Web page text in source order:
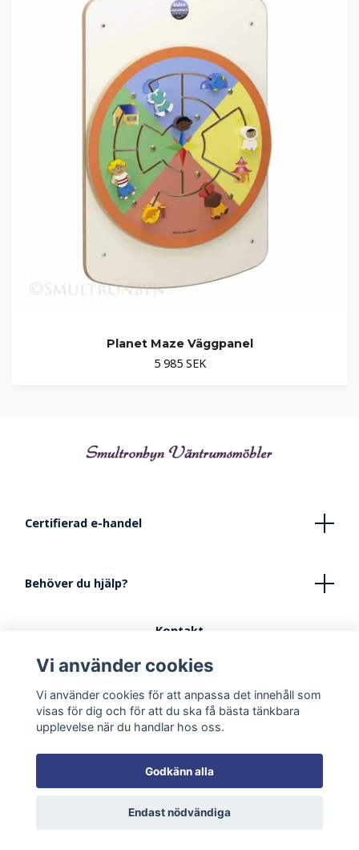
Planet Maze Väggpanel
5 985 SEK
Certifierad e-handel
Behöver du hjälp?
Kontakt
Köpvillkor
Tips vid inredning av lekhörna
Vi använder cookies
Vi använder cookies för att anpassa det innehåll som
visas för dig och för att du ska få bästa tänkbara
upplevelse när du handlar hos oss.
Godkänn alla
Endast nödvändiga